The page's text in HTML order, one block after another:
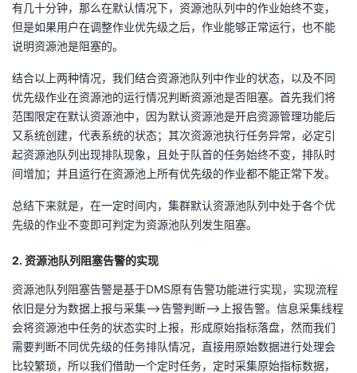
有几十分钟，那么在默认情况下，资源池队列中的作业始终不变，
但是如果用户在调整作业优先级之后，作业能够正常运行，也不能
说明资源池是阻塞的。
结合以上两种情况，我们结合资源池队列中作业的状态，以及不同
优先级作业在资源池的运行情况判断资源池是否阻塞。首先我们将
范围限定在默认资源池中，因为默认资源池是开启资源管理功能后
又系统创建，代表系统的状态；其次资源池执行任务异常，必定引
起资源池队列出现排队现象，且处于队首的任务始终不变，排队时
间增加；并且运行在资源池上所有优先级的作业都不能正常下发。
总结下来就是，在一定时间内，集群默认资源池队列中处于各个优
先级的作业不变即可判定为资源池队列发生阻塞。
2. 资源池队列阻塞告警的实现
资源池队列阻塞告警是基于DMS原有告警功能进行实现，实现流程
依旧是分为数据上报与采集—>告警判断—>上报告警。信息采集线程
会将资源池中任务的状态实时上报，形成原始指标落盘，然而我们
需要判断不同优先级的任务排队情况，直接用原始数据进行处理会
比较繁琐，所以我们借助一个定时任务，定时采集原始指标数据，